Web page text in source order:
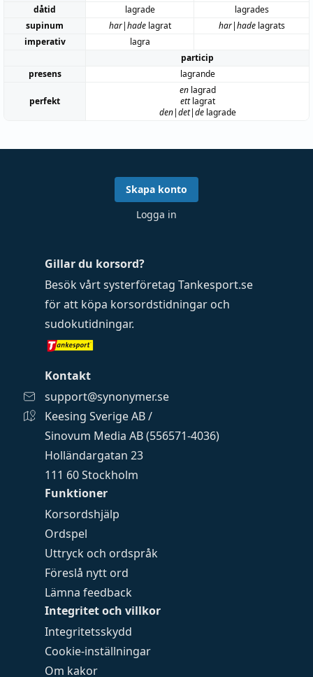
dåtid
lagrade
lagrades
supinum
har|hadelagrat har|hadelagrats
imperativ
lagra
particip
presens
lagrande
perfekt
enlagrad
ettlagrat
den|det|delagrade
Funktioner
Korsordshjälp
Ordspel
Uttryck och ordspråk
Föreslå nytt ord
Lämna feedback
Integritet och villkor
Integritetsskydd
Cookie-inställningar
Om kakor
Gillar du korsord?
Besök vårt systerföretag Tankesport.se
för att köpa korsordstidningar och
sudokutidningar.
Kontakt
support@synonymer.se
Keesing Sverige AB /
Sinovum Media AB (556571-4036)
Holländargatan 23
111 60 Stockholm
Skapa konto
Logga in